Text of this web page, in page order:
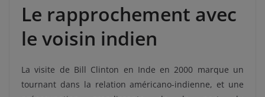
Le rapprochement avec
le voisin indien
La visite de Bill Clinton en Inde en 2000 marque un
tournant dans la relation américano-indienne, et une